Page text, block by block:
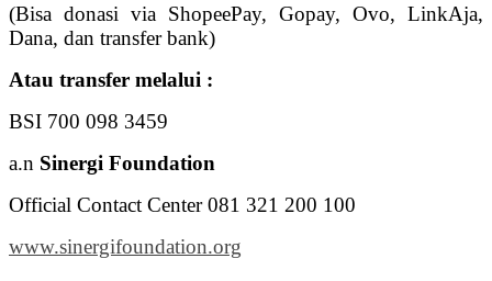
(Bisa donasi via ShopeePay, Gopay, Ovo, LinkAja,
Dana, dan transfer bank)
Atau transfer melalui :
BSI 700 098 3459
a.n Sinergi Foundation
Official Contact Center 081 321 200 100
www.sinergifoundation.org